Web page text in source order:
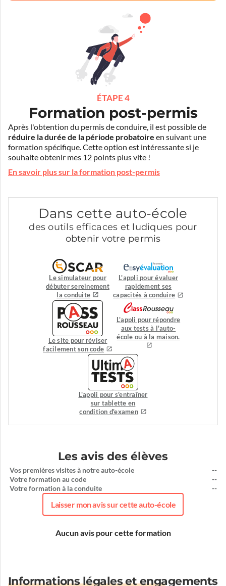
ÉTAPE 4
Formation post-permis
Après l'obtention du permis de conduire, il est possible de
réduire la durée de la période probatoire en suivant une
formation spécifique. Cette option est intéressante si je
souhaite obtenir mes 12 points plus vite !
En savoir plus sur la formation post-permis
Dans cette auto-école
des outils efficaces et ludiques pour
obtenir votre permis
Le simulateur pour
débuter sereinement
la conduite
L'appli pour évaluer
rapidement ses
capacités à conduire
Le site pour réviser
facilement son code
L'appli pour répondre
aux tests à l'auto-
école ou à la maison.
L'appli pour s'entraîner
sur tablette en
condition d'examen
Les avis des élèves
Vos premières visites à notre auto-école
Votre formation au code
Votre formation à la conduite
--
--
--
Laisser mon avis sur cette auto-école
Aucun avis pour cette formation
Informations légales et engagements